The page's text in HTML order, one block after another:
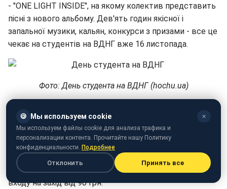
- "ONE LIGHT INSIDE", на якому колектив представить
пісні з нового альбому. Дев'ять годин якісної і
запальної музики, кальян, конкурси з призами - все це
чекає на студентів на ВДНГ вже 16 листопада.
Фото: День студента на ВДНГ (hochu.ua)
Studance Longer Party. У 19-му павільйоні ВДНГ о 21:00
стартує фестиваль найкращих виконавців стилю
електро, а також відомих українських реперів. Крім
Ярмака в День студента на ВДНГ свої треки
представить реп-дует Курган і Агрегат. Вартість
входу на захід від 90 грн.
🍪 Мы используем cookie ✕
Мы используем файлы cookie для анализа трафика и
персонализации контента. Прочитайте нашу Политику
конфиденциальности. Подробнее
Отклонить Принять все